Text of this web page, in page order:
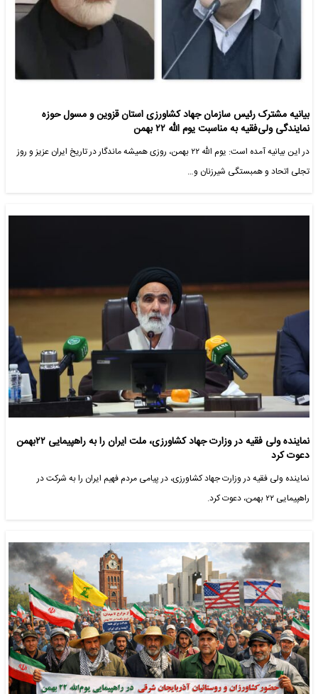
بیانیه مشترک رئیس سازمان جهاد کشاورزی استان قزوین و مسول حوزه
نمایندگی ولی‌فقیه به مناسبت یوم الله ۲۲ بهمن
در این بیانیه آمده است: یوم الله ۲۲ بهمن، روزی همیشه ماندگار در تاریخ ایران عزیز و روز
تجلی اتحاد و همبستگی شیرزنان و…
نماینده ولی فقیه در وزارت جهاد کشاورزی، ملت ایران را به راهپیمایی ۲۲بهمن
دعوت کرد
نماینده ولی فقیه در وزارت جهاد کشاورزی، در پیامی مردم فهیم ایران را به شرکت در
راهپیمایی ۲۲ بهمن، دعوت کرد.